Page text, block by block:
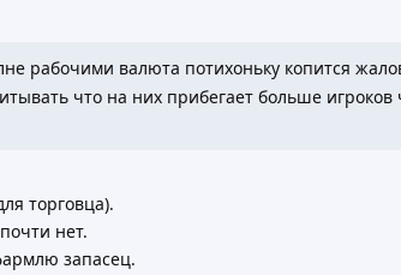
рабочими валюта потихоньку копится
что на них прибегает больше
торговца).
нет.
запасец.